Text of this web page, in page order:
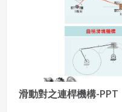
滑動對之連桿機構-PPT